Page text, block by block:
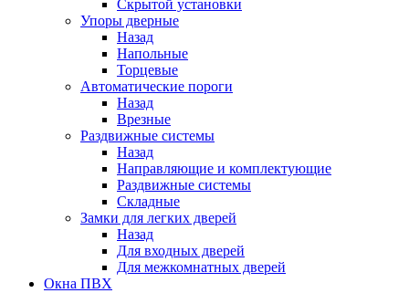
Скрытой установки
Упоры дверные
Назад
Напольные
Торцевые
Автоматические пороги
Назад
Врезные
Раздвижные системы
Назад
Направляющие и комплектующие
Раздвижные системы
Складные
Замки для легких дверей
Назад
Для входных дверей
Для межкомнатных дверей
Окна ПВХ